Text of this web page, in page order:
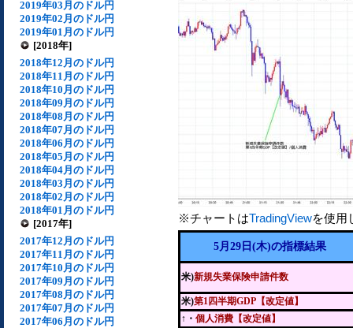
2019年03月のドル円
2019年02月のドル円
2019年01月のドル円
[2018年]
2018年12月のドル円
2018年11月のドル円
2018年10月のドル円
2018年09月のドル円
2018年08月のドル円
2018年07月のドル円
2018年06月のドル円
2018年05月のドル円
2018年04月のドル円
2018年03月のドル円
2018年02月のドル円
2018年01月のドル円
[2017年]
2017年12月のドル円
2017年11月のドル円
2017年10月のドル円
2017年09月のドル円
2017年08月のドル円
2017年07月のドル円
2017年06月のドル円
※チャートはTradingViewを使用
5月29日(木)の指標結果
米)新規失業保険申請件数
米)第1四半期GDP【改定値】
↑・ 個人消費【改定値】